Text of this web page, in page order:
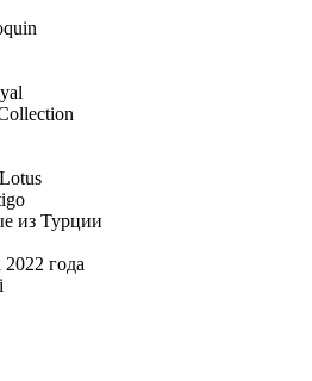
из Турции
года